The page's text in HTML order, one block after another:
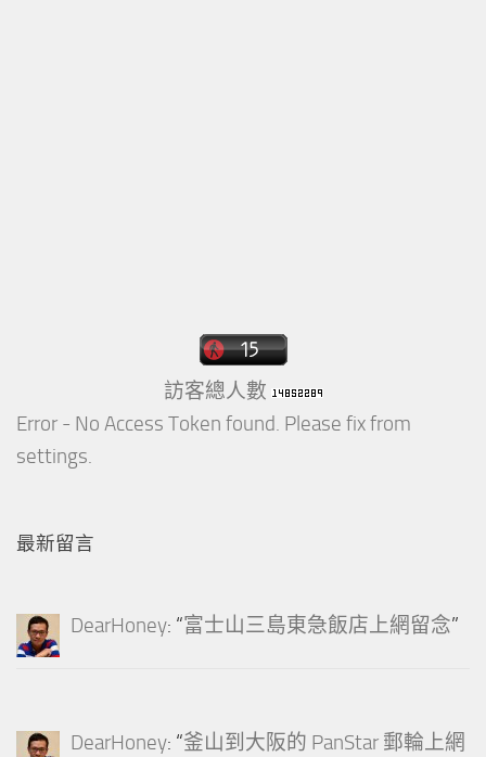
訪客總人數
Error - No Access Token found. Please fix from
settings.
最新留言
DearHoney: “富士山三島東急飯店上網留念”
DearHoney: “釜山到大阪的 PanStar 郵輪上網